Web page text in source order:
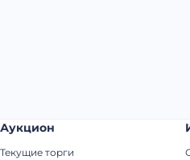
Аукцион
Текущие торги